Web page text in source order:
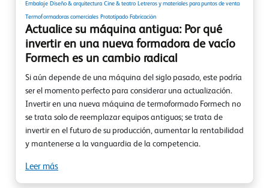
Embalaje Diseño & arquitectura Cine & teatro Letreros y materiales para puntos de venta
Termoformadoras comerciales Prototipado Fabricación
Actualice su máquina antigua: Por qué
invertir en una nueva formadora de vacío
Formech es un cambio radical
Si aún depende de una máquina del siglo pasado, este podría
ser el momento perfecto para considerar una actualización.
Invertir en una nueva máquina de termoformado Formech no
se trata solo de reemplazar equipos antiguos; se trata de
invertir en el futuro de su producción, aumentar la rentabilidad
y mantenerse a la vanguardia de la competencia.
Leer más